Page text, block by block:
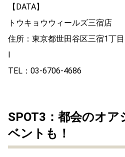
【DATA】
トウキョウウィールズ三宿店
住所：東京都世田谷区三宿1丁
TEL：03-6706-4686
SPOT3：都会のオア
ベントも！